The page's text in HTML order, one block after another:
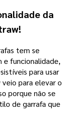
da
tem se
e funcionalidade,
para usar
para elevar o
porque não se
de garrafa que